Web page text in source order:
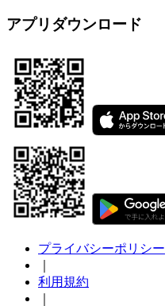
アプリダウンロード
プライバシーポリシー
利用規約